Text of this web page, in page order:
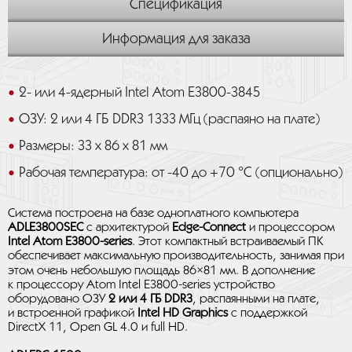
Спецификация
Информация для заказа
2- или 4-ядерный Intel Atom E3800-3845
ОЗУ: 2 или 4 ГБ DDR3 1333 МГц (распаяно на плате)
Размеры: 33 x 86 x 81 мм
Рабочая температура: от -40 до +70 °C (опционально)
Система построена на базе одноплатного компьютера
ADLE3800SECс архитектурой Edge-Connect и процессором
Intel Atom E3800-series. Этот компактный встраиваемый ПК
обеспечивает максимальную производительность, занимая при
этом очень небольшую площадь 86×81 мм. В дополнение
к процессору Atom Intel E3800-series устройство
оборудовано ОЗУ 2 или 4 ГБ DDR3, распаянными на плате,
и встроенной графикой Intel HD Graphicsс поддержкой
DirectX 11, Open GL 4.0 и full HD.